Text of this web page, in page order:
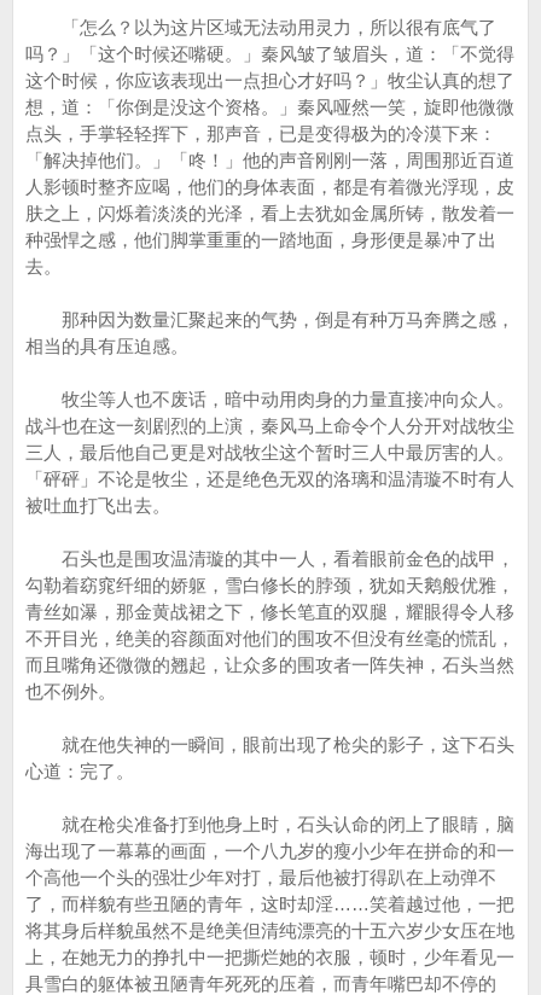
「怎么？以为这片区域无法动用灵力，所以很有底气了
吗？」「这个时候还嘴硬。」秦风皱了皱眉头，道：「不觉得
这个时候，你应该表现出一点担心才好吗？」牧尘认真的想了
想，道：「你倒是没这个资格。」秦风哑然一笑，旋即他微微
点头，手掌轻轻挥下，那声音，已是变得极为的冷漠下来：
「解决掉他们。」「咚！」他的声音刚刚一落，周围那近百道
人影顿时整齐应喝，他们的身体表面，都是有着微光浮现，皮
肤之上，闪烁着淡淡的光泽，看上去犹如金属所铸，散发着一
种强悍之感，他们脚掌重重的一踏地面，身形便是暴冲了出
去。
那种因为数量汇聚起来的气势，倒是有种万马奔腾之感，
相当的具有压迫感。
牧尘等人也不废话，暗中动用肉身的力量直接冲向众人。
战斗也在这一刻剧烈的上演，秦风马上命令个人分开对战牧尘
三人，最后他自己更是对战牧尘这个暂时三人中最厉害的人。
「砰砰」不论是牧尘，还是绝色无双的洛璃和温清璇不时有人
被吐血打飞出去。
石头也是围攻温清璇的其中一人，看着眼前金色的战甲，
勾勒着窈窕纤细的娇躯，雪白修长的脖颈，犹如天鹅般优雅，
青丝如瀑，那金黄战裙之下，修长笔直的双腿，耀眼得令人移
不开目光，绝美的容颜面对他们的围攻不但没有丝毫的慌乱，
而且嘴角还微微的翘起，让众多的围攻者一阵失神，石头当然
也不例外。
就在他失神的一瞬间，眼前出现了枪尖的影子，这下石头
心道：完了。
就在枪尖准备打到他身上时，石头认命的闭上了眼睛，脑
海出现了一幕幕的画面，一个八九岁的瘦小少年在拼命的和一
个高他一个头的强壮少年对打，最后他被打得趴在上动弹不
了，而样貌有些丑陋的青年，这时却淫……笑着越过他，一把
将其身后样貌虽然不是绝美但清纯漂亮的十五六岁少女压在地
上，在她无力的挣扎中一把撕烂她的衣服，顿时，少年看见一
具雪白的躯体被丑陋青年死死的压着，而青年嘴巴却不停的